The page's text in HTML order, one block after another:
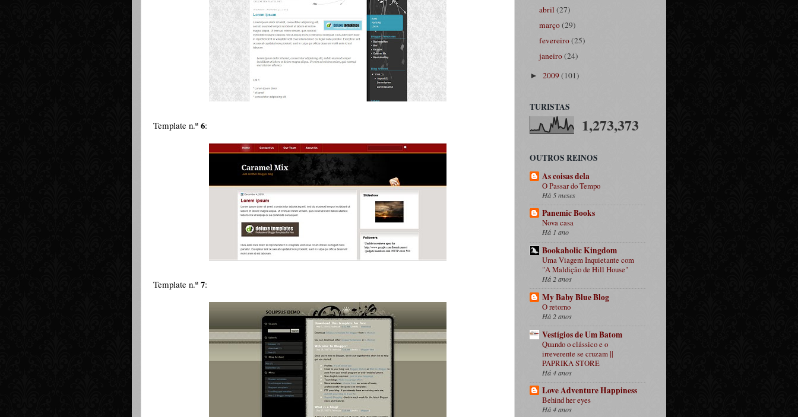
Template n.º 6:
Template n.º 7:
abril(27)
março(29)
fevereiro(25)
janeiro(24)
► 2009 (101)
TURISTAS
1,273,373
OUTROS REINOS
As coisas dela
O Passar do Tempo
Há 5 meses
Panemic Books
Nova casa
Há 1 ano
Bookaholic Kingdom
Uma Viagem Inquietante com
"A Maldição de Hill House"
Há 2 anos
My Baby Blue Blog
O retorno
Há 2 anos
Vestígios de Um Batom
Quando o clássico e o
irreverente se cruzam ||
PAPRIKA STORE
Há 4 anos
Love Adventure Happiness
Behind her eyes
Há 4 anos